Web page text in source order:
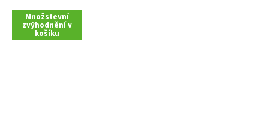
Množstevní
zvýhodnění v
košíku